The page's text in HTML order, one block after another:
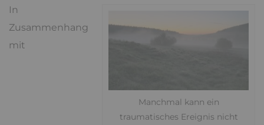
Manchmal kann ein
traumatisches Ereignis nicht
In
Zusammenhang
mit